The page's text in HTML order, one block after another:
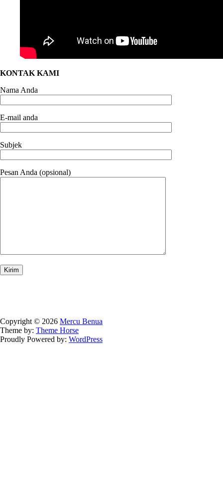
KONTAK KAMI
Nama Anda
E-mail anda
Subjek
Pesan Anda (opsional)
Copyright © 2026 Mercu Benua
Theme by: Theme Horse
Proudly Powered by: WordPress